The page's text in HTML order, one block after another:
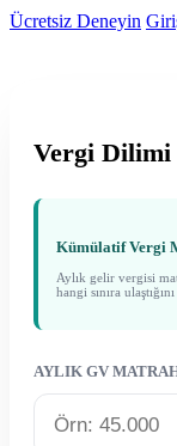
Ücretsiz Deneyin
Vergi Dilimi
Kümülatif Vergi
Aylık gelir vergisi
hangi sınıra
AYLIK GV